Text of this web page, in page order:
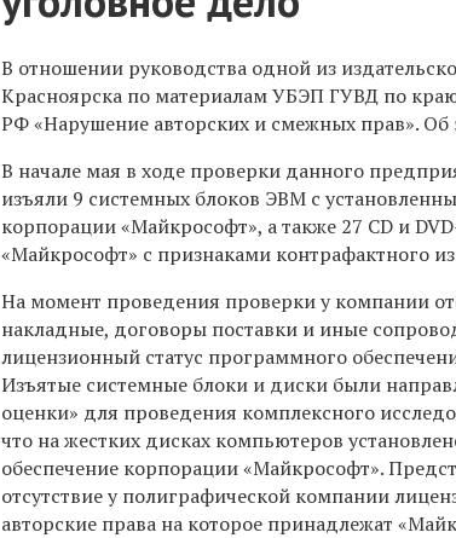
В отношении руководства одной из
Красноярска по материалам УБЭП ГУВД по
РФ «Нарушение авторских и смежных прав».
В начале мая в ходе проверки данного
изъяли 9 системных блоков ЭВМ с
корпорации «Майкрософт», а также 27 CD и
«Майкрософт» с признаками контрафактного
На момент проведения проверки у компании
накладные, договоры поставки и иные
лицензионный статус программного
Изъятые системные блоки и диски были
оценки» для проведения комплексного
что на жестких дисках компьютеров
обеспечение корпорации «Майкрософт».
отсутствие у полиграфической компании
авторские права на которое принадлежат